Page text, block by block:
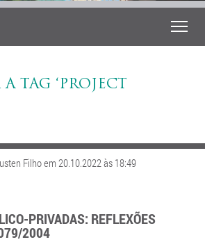
TAG ‘PROJECT
Filho em 20.10.2022 às 18:49
PRIVADAS: REFLEXÕES
2004